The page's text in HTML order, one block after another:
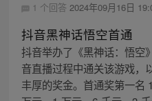
1 个回答 2024年09月16日
抖音黑神话悟空首通
抖音举办了《黑神话：悟空
音直播过程中通关该游戏，
丰厚的奖金。首通奖第一名